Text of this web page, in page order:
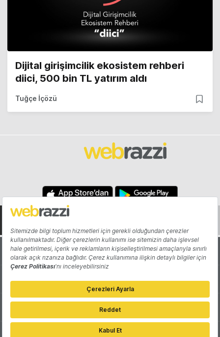
Dijital girişimcilik ekosistem rehberi
diici, 500 bin TL yatırım aldı
Tuğçe İçözü
Hakkında Yazarlar
Katkıda Bulun Reklam